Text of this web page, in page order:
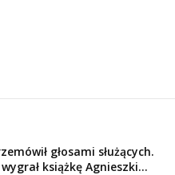
głosami służących.
książkę Agnieszki...